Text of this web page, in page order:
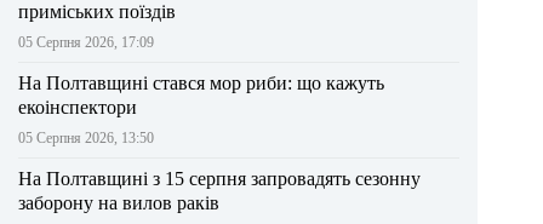
приміських поїздів
05 Серпня 2026, 17:09
На Полтавщині стався мор риби: що кажуть
екоінспектори
05 Серпня 2026, 13:50
На Полтавщині з 15 серпня запровадять сезонну
заборону на вилов раків